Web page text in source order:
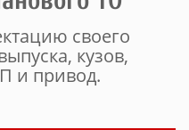
своего
кузов,
и привод.